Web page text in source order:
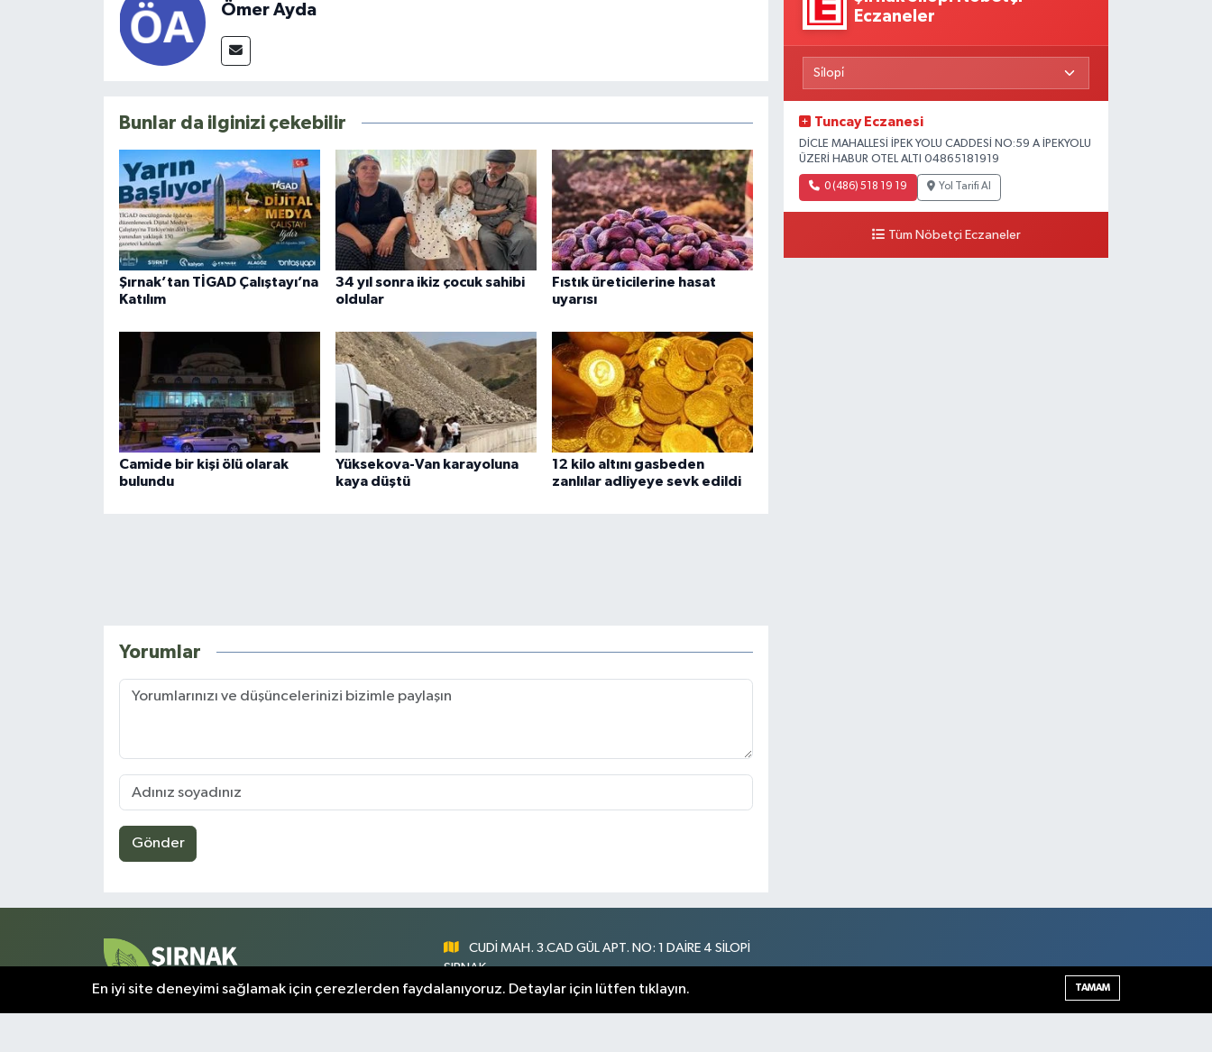
Ömer Ayda
Bunlar da ilginizi çekebilir
Şırnak’tan TİGAD Çalıştayı’na
Katılım
34 yıl sonra ikiz çocuk sahibi
oldular
Fıstık üreticilerine hasat
uyarısı
Camide bir kişi ölü olarak
bulundu
Yüksekova-Van karayoluna
kaya düştü
12 kilo altını gasbeden
zanlılar adliyeye sevk edildi
Yorumlar
Gönder
Eczaneler
Tuncay Eczanesi
DİCLE MAHALLESİ İPEK YOLU CADDESİ NO:59 A İPEKYOLU
ÜZERİ HABUR OTEL ALTI 04865181919
0 (486) 518 19 19 Yol Tarifi Al
Tüm Nöbetçi Eczaneler
Şırnak ve çevresindeki tüm gelişmeler, bu sayfada anlık
CUDİ MAH. 3.CAD GÜL APT. NO: 1 DAİRE 4 SİLOPİ
ŞIRNAK
En iyi site deneyimi sağlamak için çerezlerden faydalanıyoruz. Detaylar için lütfen tıklayın. TAMAM